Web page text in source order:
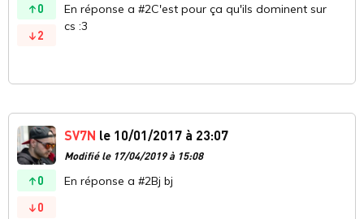
0
2
En réponse a #2C'est pour ça qu'ils dominent sur
cs :3
0
0
SV7N le 10/01/2017 à 23:07
Modifié le 17/04/2019 à 15:08
En réponse a #2Bj bj